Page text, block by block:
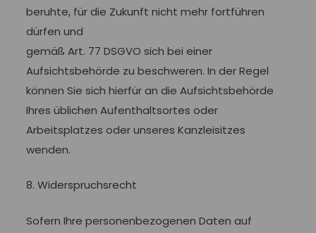
beruhte, für die Zukunft nicht mehr fortführen
dürfen und
gemäß Art. 77 DSGVO sich bei einer
Aufsichtsbehörde zu beschweren. In der Regel
können Sie sich hierfür an die Aufsichtsbehörde
Ihres üblichen Aufenthaltsortes oder
Arbeitsplatzes oder unseres Kanzleisitzes
wenden.
8. Widerspruchsrecht
Sofern Ihre personenbezogenen Daten auf